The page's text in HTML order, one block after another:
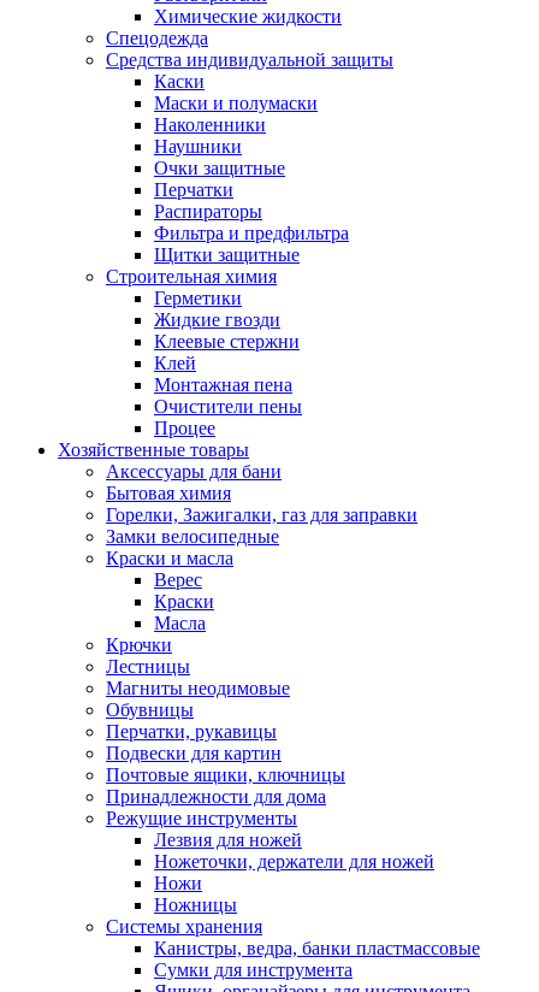
Химические жидкости
Спецодежда
Средства индивидуальной защиты
Каски
Маски и полумаски
Наколенники
Наушники
Очки защитные
Перчатки
Распираторы
Фильтра и предфильтра
Щитки защитные
Строительная химия
Герметики
Жидкие гвозди
Клеевые стержни
Клей
Монтажная пена
Очистители пены
Процее
Хозяйственные товары
Аксессуары для бани
Бытовая химия
Горелки, Зажигалки, газ для заправки
Замки велосипедные
Краски и масла
Верес
Краски
Масла
Крючки
Лестницы
Магниты неодимовые
Обувницы
Перчатки, рукавицы
Подвески для картин
Почтовые ящики, ключницы
Принадлежности для дома
Режущие инструменты
Лезвия для ножей
Ножеточки, держатели для ножей
Ножи
Ножницы
Системы хранения
Канистры, ведра, банки пластмассовые
Сумки для инструмента